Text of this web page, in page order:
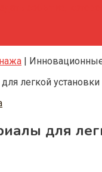
|
для